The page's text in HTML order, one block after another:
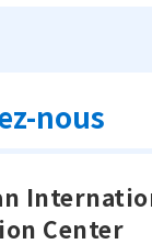
la formation.
nous
Center